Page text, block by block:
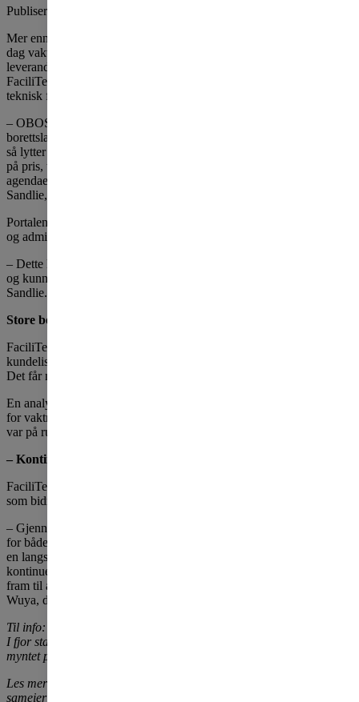
Publisert
Mer enn 75 prosent av OBOS’ 5.500 borettslag og sameier bruker i
dag vaktmestertjenester. Nå lytter OBOS til kundene og tar inn en
leverandør i porteføljen, når de inngår en treårig rammeavtale med
FaciliTec om levering av vaktmestertjenester, driftstjenester og
teknisk forvaltning til borettslag og sameier.
– OBOS er og skal være en one stop shop for våre kunder:
borettslag og sameier. Og når styrene etterlyser vaktmestertjenester
så lytter vi. Vi går sammen med et selskap som er konkurransedyktig
på pris, teknologisk langt fremme og med bærekraft høyt på
agendaen. Det er det ultimate kinderegg for oss, sier Øistein Gamst
Sandlie, konserndirektør for forvaltning og rådgivning i OBOS.
Portalen FaciliWorld gjør det mer oversiktlig og moderne å bestille
og administrere tjenestene.
– Dette kombinerer mulighetene i det teknologiske med tryggheten
og kunnskapen man får av en vaktmester. En sikker vinner, sier
Sandlie.
Store besparelser
FaciliTec har allerede OBOS-forvaltede borettslag og sameier på
kundelisten, som innen kort tid får 15 prosent rabatt på sine tjenester.
Det får naturligvis nye kunder også.
En analyse gjennomført av OBOS viser at den samlede kostnaden
for vaktmesterbruk for norske borettslag og sameier på landsbasis
var på rundt 700 millioner kroner.
– Kontinuerlig fordel
FaciliTec ønsker å etablere seg som en langsiktig samarbeidspartner
som bidrar til trygg, effektiv og bærekraftig drift av boligselskapene.
– Gjennom gode samtaler, lange forhandlinger og en dyp forståelse
for både OBOS og det enkelte boligselskap sitt behov, har vi funnet
en langsiktig modell som gir OBOS-forvaltede selskaper en
kontinuerlig fordel og tilgang på kvalitetssikkrede tjenester. Vi er ser
fram til å bidra med kvalitet og trygghet i styrehverdagen, sier John
Wuya, direktør for forretningsutvikling og salg i FaciliTec.
Til info: OBOS har tidligere eid et vaktmesterselskap, som ble solgt.
I fjor startet OBOS Eiendom opp Driftig, et vaktmesterselskap kun
myntet på drift av eiendommene til OBOS Eiendom.
Les mer om OBOS' rabatter og kundefordeler for borettslag og
sameier her: